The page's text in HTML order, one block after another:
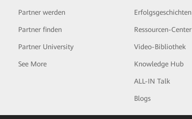
Partner werden
Partner finden
Partner University
See More
Erfolgsgeschichten
Ressourcen-Center
Video-Bibliothek
Knowledge Hub
ALL-IN Talk
Blogs